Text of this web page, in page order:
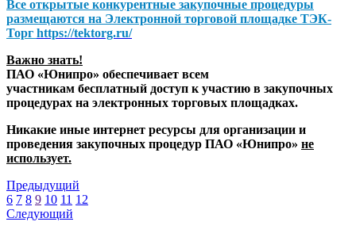
Все открытые конкурентные закупочные процедуры
размещаются на Электронной торговой площадке ТЭК-
Торг https://tektorg.ru/
Важно знать!
ПАО «Юнипро» обеспечивает всем
участникам бесплатный доступ к участию в закупочных
процедурах на электронных торговых площадках.
Никакие иные интернет ресурсы для организации и
проведения закупочных процедур ПАО «Юнипро» не
использует.
Предыдущий
6 7 8 9 10 11 12
Следующий